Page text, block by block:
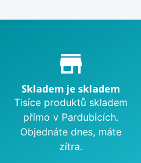
Proč nakupovat u nás?
store_mall_directory
Skladem je skladem
Tisíce produktů skladem
přímo v Pardubicích.
Objednáte dnes, máte
zítra.